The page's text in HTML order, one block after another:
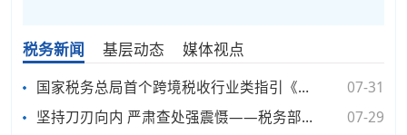
税务新闻 基层动态 媒体视点
国家税务总局首个跨境税收行业类指引《国际运输涉税服务指引》正式发布
07-31
坚持刀刃向内 严肃查处强震慑——税务部门公布3起税务人员与不法分子内外勾结被查处案件
07-29